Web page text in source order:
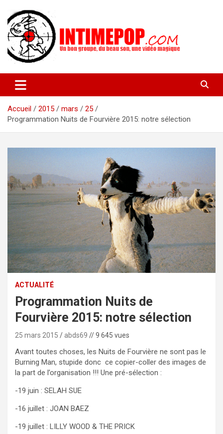
contenu
intimepop.com
actuelles pop rock, post-rock, indé sur Lyon. rock pop concert
lyon
Accueil
2015 mars
25
Programmation Nuits de Fourvière 2015: notre sélection
ACTUALITÉ
Programmation Nuits de
Fourvière 2015: notre sélection
25 mars 2015 abds69 // 9 645 vues
Avant toutes choses, les Nuits de Fourvière ne sont pas le
Burning Man, stupide donc ce copier-coller des images de
la part de l’organisation !!! Une pré-sélection :
-19 juin : SELAH SUE
-16 juillet : JOAN BAEZ
-19 juillet : LILLY WOOD & THE PRICK